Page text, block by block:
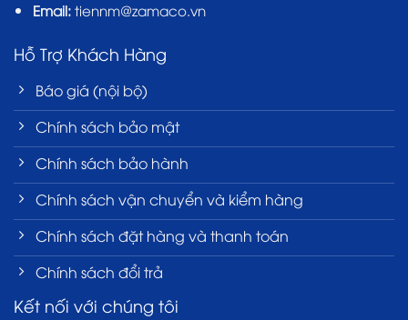
Email:tiennm@zamaco.vn
Hỗ Trợ Khách Hàng
Báo giá (nội bộ)
Chính sách bảo mật
Chính sách bảo hành
Chính sách vận chuyển và kiểm hàng
Chính sách đặt hàng và thanh toán
Chính sách đổi trả
Kết nối với chúng tôi